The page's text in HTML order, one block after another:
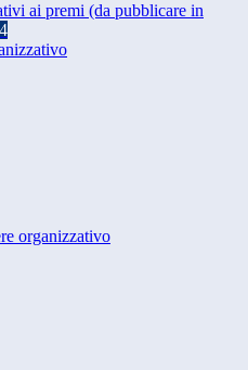
ai premi (da pubblicare in
4
organizzativo